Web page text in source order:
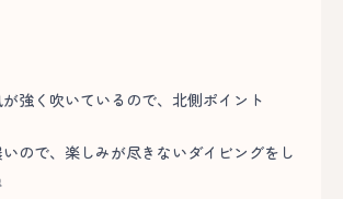
強く吹いているので、北側ポイント
ので、楽しみが尽きないダイビングをし